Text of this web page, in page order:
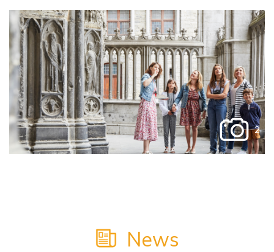
2
News